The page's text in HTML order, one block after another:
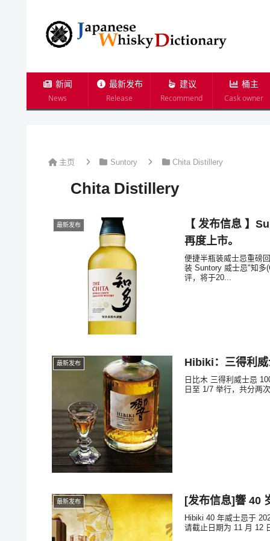
新闻
News
最新发布
Release
建议
Recommend
桶主
Cask owner
主页 Suntory Chita Distillery
Chita Distillery
最新发布
【 发布信息 】
再度上市。
便捷半瓶装威士忌重磅
装 Suntory 威士忌"知多
评，将于20...
最新发布 Hibiki：三得利
日比木 三得利威士忌
日至 1/7 举行，共分两
最新发布 [发布信息]響 40
Hibiki 40 年威士忌于
请截止日期为 11 月 12